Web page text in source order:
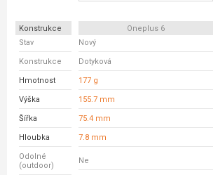
Konstrukce Oneplus 6
Stav
Nový
Konstrukce Dotyková
Hmotnost 177 g
Výška 155.7 mm
Šířka 75.4 mm
Hloubka 7.8 mm
Odolné
(outdoor)
Ne